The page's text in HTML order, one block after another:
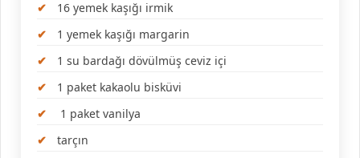
16 yemek kaşığı irmik
1 yemek kaşığı margarin
1 su bardağı dövülmüş ceviz içi
1 paket kakaolu bisküvi
1 paket vanilya
tarçın